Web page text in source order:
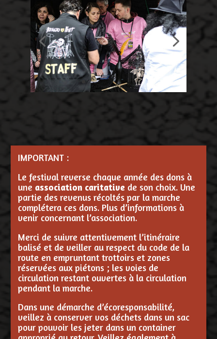
IMPORTANT :
Le festival reverse chaque année des dons à
une association caritative de son choix. Une
partie des revenus récoltés par la marche
complétera ces dons. Plus d’informations à
venir concernant l’association.
Merci de suivre attentivement l’itinéraire
balisé et de veiller au respect du code de la
route en empruntant trottoirs et zones
réservées aux piétons ; les voies de
circulation restant ouvertes à la circulation
pendant la marche.
Dans une démarche d’écoresponsabilité,
veillez à conserver vos déchets dans un sac
pour pouvoir les jeter dans un container